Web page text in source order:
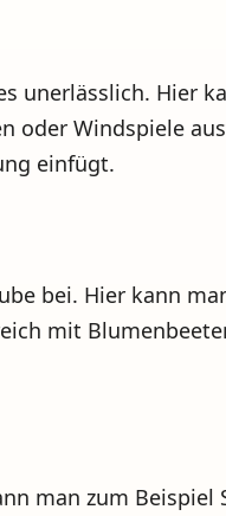
unerlässlich. Hier
oder Windspiele
einfügt.
bei. Hier kann
mit
man zum Beispiel